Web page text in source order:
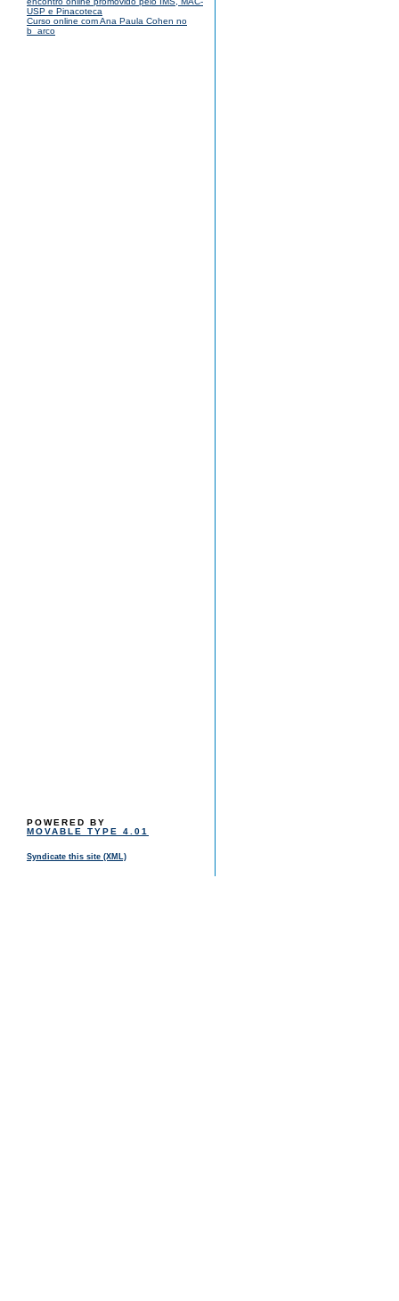
USP e Pinacoteca
Curso online com Ana Paula Cohen no
b_arco
POWERED BY
MOVABLE TYPE 4.01
Syndicate this site (XML)